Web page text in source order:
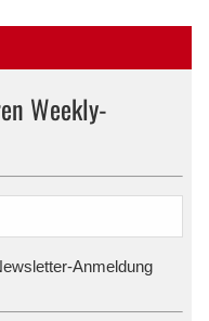
Weekly-
Anmeldung